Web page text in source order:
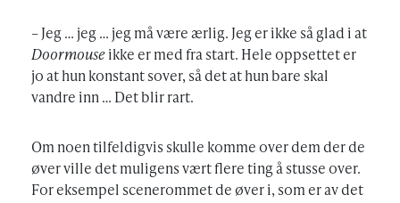
– Jeg … jeg … jeg må være ærlig. Jeg er ikke så glad i at
Doormouseikke er med fra start. Hele oppsettet er
jo at hun konstant sover, så det at hun bare skal
vandre inn … Det blir rart.
Om noen tilfeldigvis skulle komme over dem der de
øver ville det muligens vært flere ting å stusse over.
For eksempel scenerommet de øver i, som er av det